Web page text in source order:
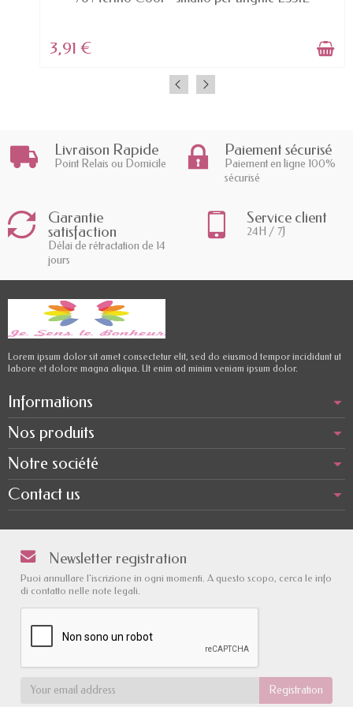
3,91 €
Livraison Rapide
Point Relais ou Domicile
Paiement sécurisé
Paiement en ligne 100%
sécurisé
Garantie
satisfaction
Délai de rétractation de 14
jours
Service client
24H / 7J
Lorem ipsum dolor sit amet consectetur elit, sed do eiusmod tempor incididunt ut
labore et dolore magna aliqua. Ut enim ad minim veniam ipsum dolor.
Informations
Nos produits
Notre société
Contact us
Newsletter registration
Puoi annullare l'iscrizione in ogni momenti. A questo scopo, cerca le info
di contatto nelle note legali.